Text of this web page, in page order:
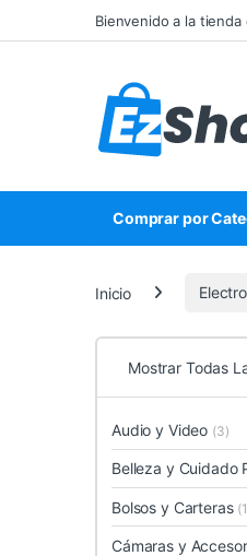
Saltar a la navegación
Saltar al contenidoBienvenido a la
Comprar por
Inicio
Mostrar Todas
Audio y Video (3)
Belleza y Cuidado
Bolsos y Carteras
Cámaras y